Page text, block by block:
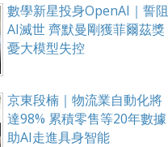
數學新星投身OpenAI｜誓阻
AI滅世 齊默曼剛獲菲爾茲獎
憂大模型失控
京東段楠｜物流業自動化將
達98% 累積零售等20年數據
助AI走進具身智能